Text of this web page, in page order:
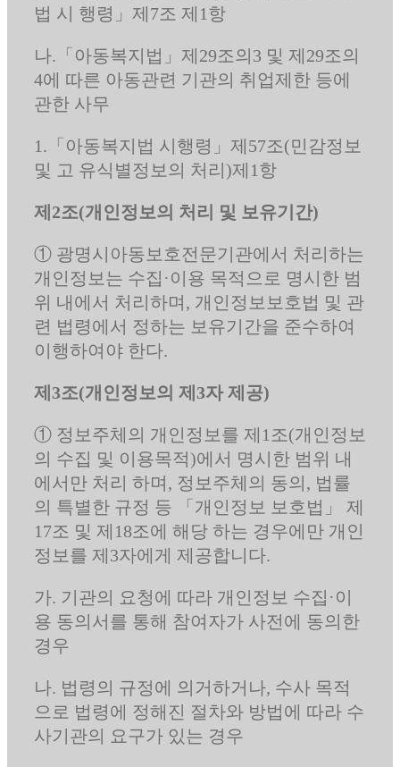
법 시 행령」제7조 제1항
나.「아동복지법」제29조의3 및 제29조의
4에 따른 아동관련 기관의 취업제한 등에
관한 사무
1.「아동복지법 시행령」제57조(민감정보
및 고 유식별정보의 처리)제1항
제2조(개인정보의 처리 및 보유기간)
① 광명시아동보호전문기관에서 처리하는
개인정보는 수집·이용 목적으로 명시한 범
위 내에서 처리하며, 개인정보보호법 및 관
련 법령에서 정하는 보유기간을 준수하여
이행하여야 한다.
제3조(개인정보의 제3자 제공)
① 정보주체의 개인정보를 제1조(개인정보
의 수집 및 이용목적)에서 명시한 범위 내
에서만 처리 하며, 정보주체의 동의, 법률
의 특별한 규정 등 「개인정보 보호법」 제
17조 및 제18조에 해당 하는 경우에만 개인
정보를 제3자에게 제공합니다.
가. 기관의 요청에 따라 개인정보 수집·이
용 동의서를 통해 참여자가 사전에 동의한
경우
나. 법령의 규정에 의거하거나, 수사 목적
으로 법령에 정해진 절차와 방법에 따라 수
사기관의 요구가 있는 경우